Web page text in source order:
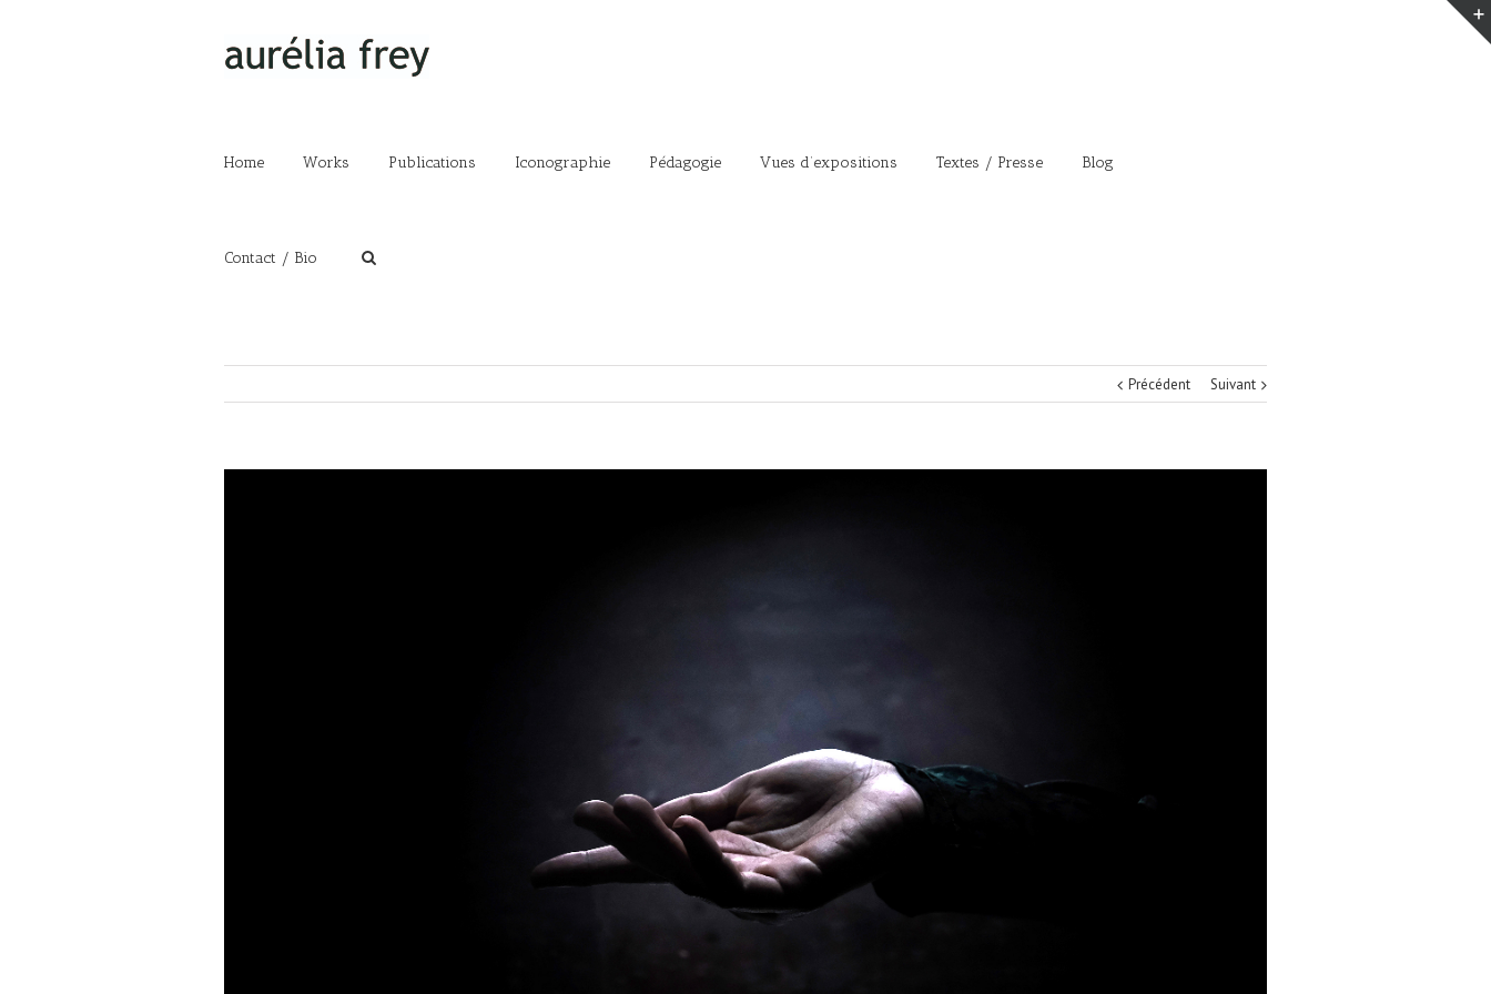
Home Works Publications Iconographie Pédagogie Vues d’expositions Textes / Presse Blog
Contact / Bio
Précédent Suivant